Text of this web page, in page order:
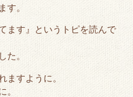
す。
ます』というトピを読んで
た。
ますように。
。